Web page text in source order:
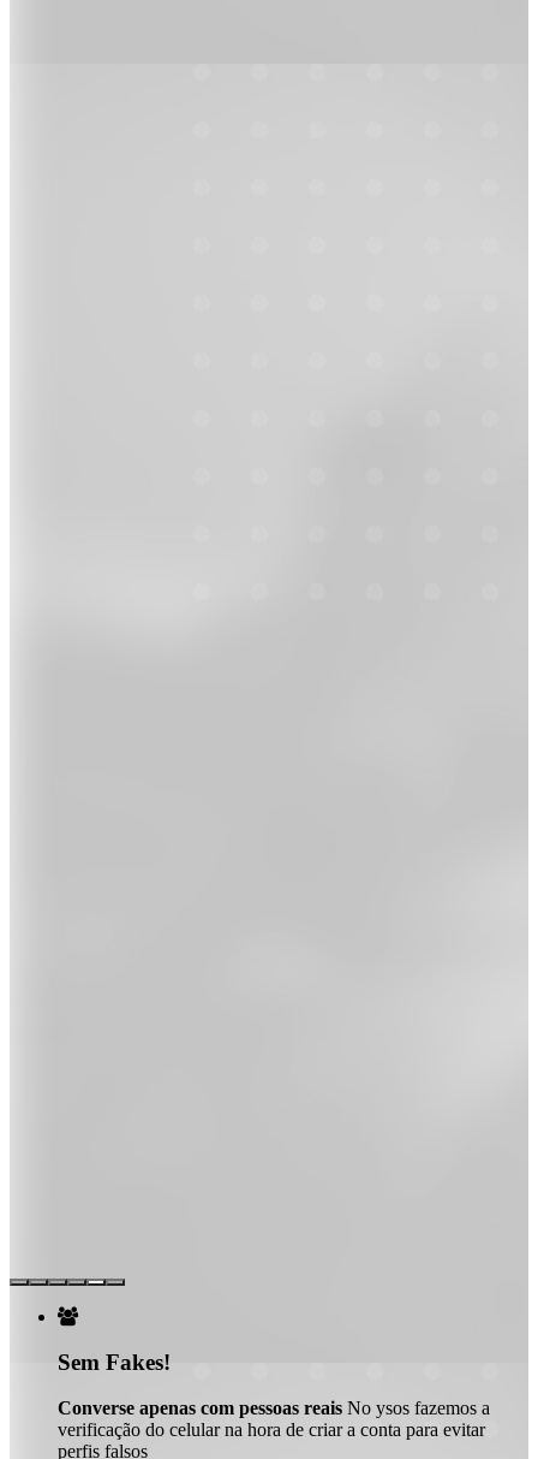

Sem Fakes!
Converse apenas com pessoas reais No ysos fazemos a
verificação do celular na hora de criar a conta para evitar
perfis falsos